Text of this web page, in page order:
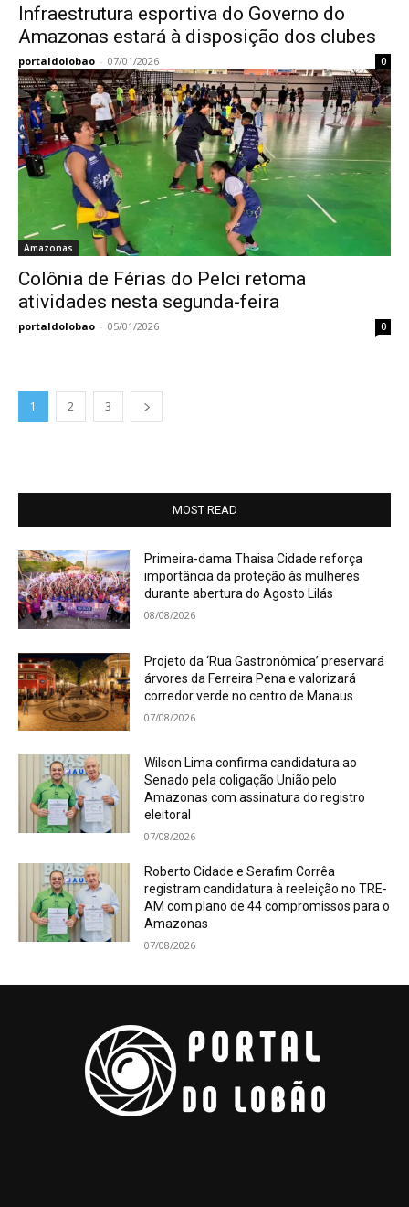
Infraestrutura esportiva do Governo do
Amazonas estará à disposição dos clubes
portaldolobao - 07/01/2026 0
Amazonas
Colônia de Férias do Pelci retoma
atividades nesta segunda-feira
portaldolobao - 05/01/2026 0
1 2 3
MOST READ
Primeira-dama Thaisa Cidade reforça
importância da proteção às mulheres
durante abertura do Agosto Lilás
08/08/2026
Projeto da ‘Rua Gastronômica’ preservará
árvores da Ferreira Pena e valorizará
corredor verde no centro de Manaus
07/08/2026
Wilson Lima confirma candidatura ao
Senado pela coligação União pelo
Amazonas com assinatura do registro
eleitoral
07/08/2026
Roberto Cidade e Serafim Corrêa
registram candidatura à reeleição no TRE-
AM com plano de 44 compromissos para o
Amazonas
07/08/2026